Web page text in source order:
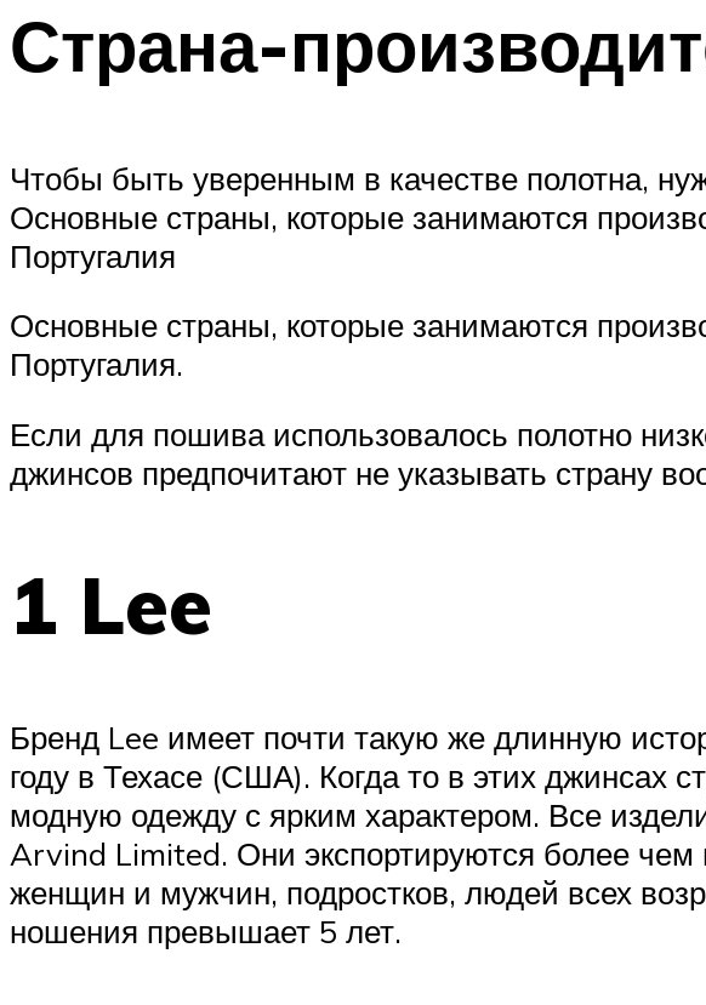
Страна-
Чтобы быть уверенным в качестве полотна,
Основные страны, которые занимаются
Португалия
Основные страны, которые занимаются
Португалия.
Если для пошива использовалось полотно
джинсов предпочитают не указывать страну
1 Lee
Бренд Lee имеет почти такую же длинную
году в Техасе (США). Когда то в этих джинсах
модную одежду с ярким характером. Все
Arvind Limited. Они экспортируются более
женщин и мужчин, подростков, людей всех
ношения превышает 5 лет.